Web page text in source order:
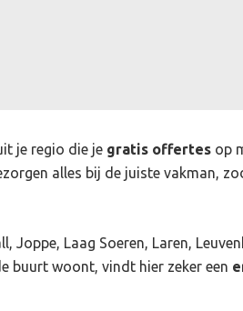
je regio die je gratis offertes op
alles bij de juiste vakman,
Joppe, Laag Soeren, Laren,
buurt woont, vindt hier zeker een